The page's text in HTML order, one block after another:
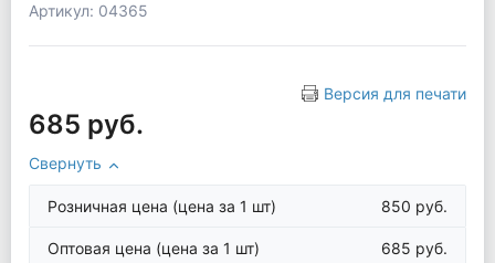
Артикул: 04365
Версия для печати
685 руб.
Свернуть
Розничная цена (цена за 1 шт) 850 руб.
Оптовая цена (цена за 1 шт) 685 руб.